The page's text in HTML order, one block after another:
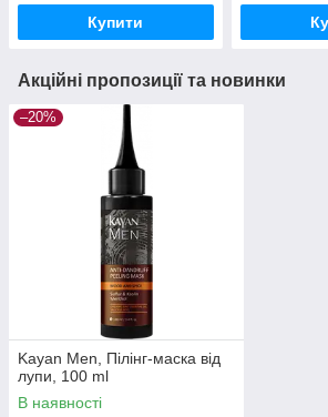
Купити
Акційні пропозиції та новинки
–20%
Kayan Men, Пілінг-маска від
лупи, 100 ml
В наявності